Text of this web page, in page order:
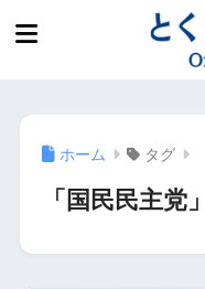
ホーム タグ
「国民民主党